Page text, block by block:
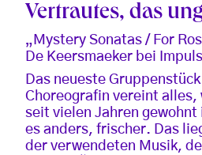
Vertrautes, das
„Mystery Sonatas / For
De Keersmaeker bei
Das neueste
Choreografin vereint alles,
seit vielen Jahren
es anders, frischer. Das
der verwendeten Musik,